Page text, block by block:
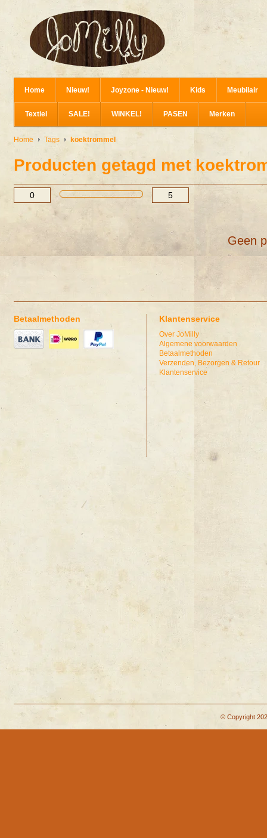
Home Nieuw! Joyzone - Nieuw! Kids Meubilair
Textiel SALE! WINKEL! PASEN Merken
Home Tags koektrommel
Producten getagd met
Geen
Betaalmethoden Klantenservice
Over JoMilly
Algemene voorwaarden
Betaalmethoden
Verzenden, Bezorgen & Retour
Klantenservice
© Copyright